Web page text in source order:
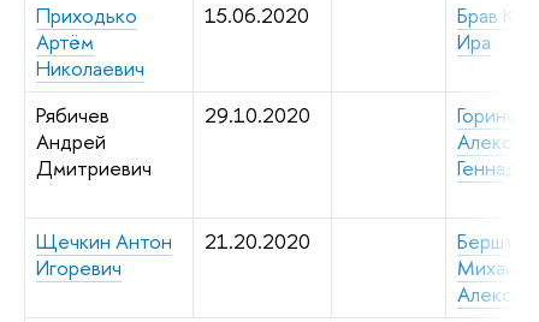
Приходько
Артём
Николаевич
15.06.2020
Брав
Ира
Рябичев
Андрей
Дмитриевич
29.10.2020
Горинов
Алексей
Щечкин Антон
Игоревич
21.20.2020
Михаил